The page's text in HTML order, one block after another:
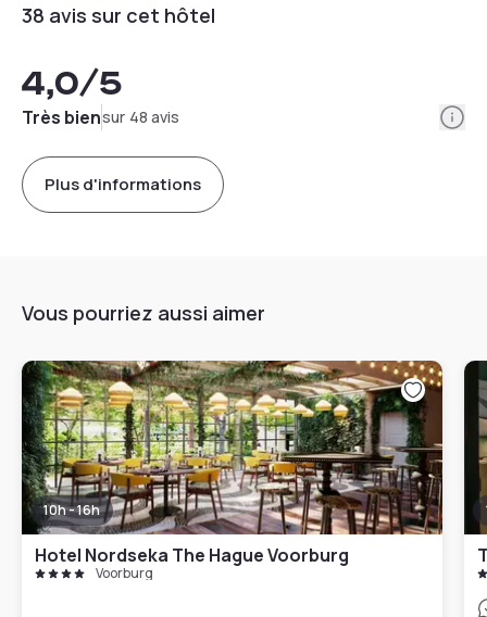
38 avis sur cet hôtel
4,0/5
Très biensur 48 avis
Plus d'informations
Vous pourriez aussi aimer
10h - 16h
Hotel Nordseka The Hague Voorburg
Voorburg